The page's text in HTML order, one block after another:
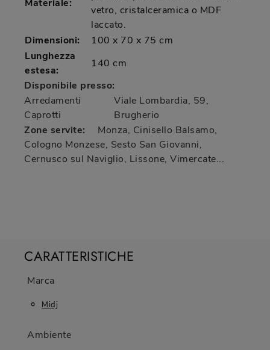
Materiale:
vetro, cristalceramica o MDF
laccato.
Dimensioni:
100 x 70 x 75 cm
Lunghezza
estesa:
140 cm
Disponibile presso:
Arredamenti
Caprotti
Viale Lombardia, 59,
Brugherio
Zone servite:
Monza, Cinisello Balsamo,
Cologno Monzese, Sesto San Giovanni,
Cernusco sul Naviglio, Lissone, Vimercate...
CARATTERISTICHE
Marca
Midj
Ambiente